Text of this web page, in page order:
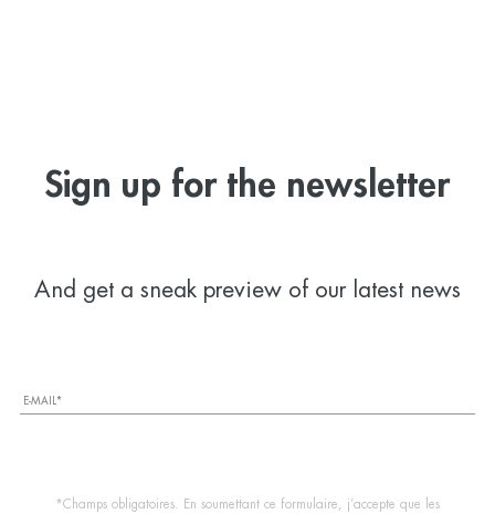
Sign up for the newsletter
And get a sneak preview of our latest news
*Champs obligatoires. En soumettant ce formulaire, j’accepte que les